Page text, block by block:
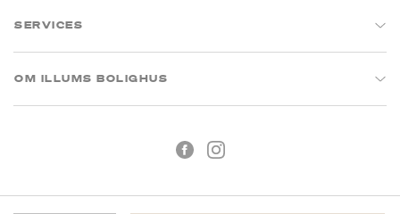
SERVICES
OM ILLUMS BOLIGHUS